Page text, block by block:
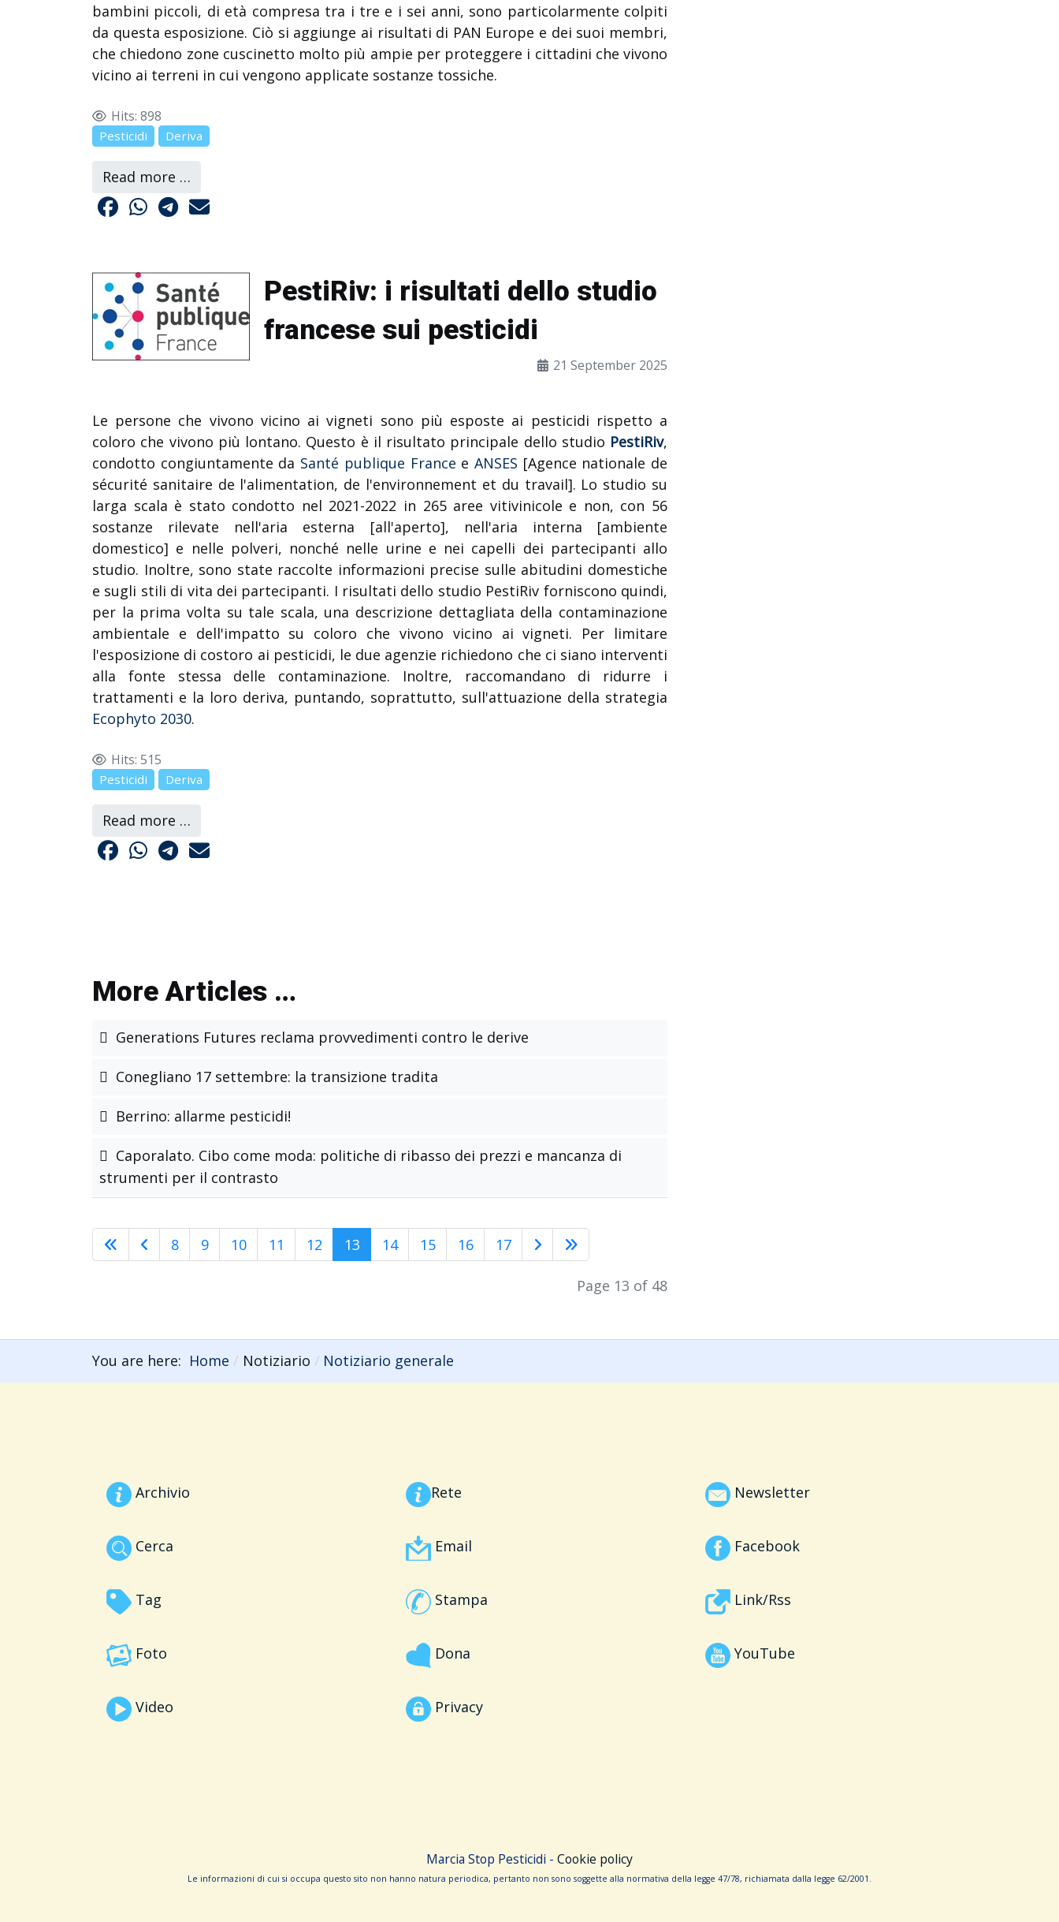
bambini piccoli, di età compresa tra i tre e i sei anni, sono particolarmente colpiti
da questa esposizione. Ciò si aggiunge ai risultati di PAN Europe e dei suoi membri,
che chiedono zone cuscinetto molto più ampie per proteggere i cittadini che vivono
vicino ai terreni in cui vengono applicate sostanze tossiche.
Hits: 898
Pesticidi Deriva
Read more …
PestiRiv: i risultati dello studio
francese sui pesticidi
21 September 2025
Le persone che vivono vicino ai vigneti sono più esposte ai pesticidi rispetto a
coloro che vivono più lontano. Questo è il risultato principale dello studio PestiRiv,
condotto congiuntamente da Santé publique France e ANSES [Agence nationale de
sécurité sanitaire de l'alimentation, de l'environnement et du travail]. Lo studio su
larga scala è stato condotto nel 2021-2022 in 265 aree vitivinicole e non, con 56
sostanze rilevate nell'aria esterna [all'aperto], nell'aria interna [ambiente
domestico] e nelle polveri, nonché nelle urine e nei capelli dei partecipanti allo
studio. Inoltre, sono state raccolte informazioni precise sulle abitudini domestiche
e sugli stili di vita dei partecipanti. I risultati dello studio PestiRiv forniscono quindi,
per la prima volta su tale scala, una descrizione dettagliata della contaminazione
ambientale e dell'impatto su coloro che vivono vicino ai vigneti. Per limitare
l'esposizione di costoro ai pesticidi, le due agenzie richiedono che ci siano interventi
alla fonte stessa delle contaminazione. Inoltre, raccomandano di ridurre i
trattamenti e la loro deriva, puntando, soprattutto, sull'attuazione della strategia
Ecophyto 2030.
Hits: 515
Pesticidi Deriva
Read more …
More Articles …
Generations Futures reclama provvedimenti contro le derive
Conegliano 17 settembre: la transizione tradita
Berrino: allarme pesticidi!
Caporalato. Cibo come moda: politiche di ribasso dei prezzi e mancanza di
strumenti per il contrasto
8 9 10 11 12 13 14 15 16 17
Page 13 of 48
You are here: Home Notiziario Notiziario generale
Archivio
Cerca
Tag
Foto
Video
Rete
Email
Stampa
Dona
Privacy
Newsletter
Facebook
Link/Rss
YouTube
Marcia Stop Pesticidi - Cookie policy
Le informa­zioni di cui si occupa questo sito non hanno na­tura periodica, pertanto non sono sog­gette alla normativa della legge 47/78, richiamata dalla leg­ge 62/­2001.